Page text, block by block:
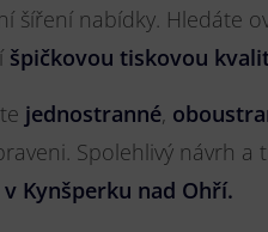
šíření nabídky. Hledáte
špičkovou tiskovou
jednostranné,
Spolehlivý návrh a
Kynšperku nad Ohří.